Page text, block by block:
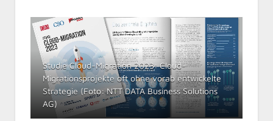
Studie Cloud-Migration 2023: Cloud-
Migrationsprojekte oft ohne vorab entwickelte
Strategie (Foto: NTT DATA Business Solutions
AG)